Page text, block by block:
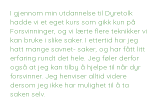
I gjennom min utdannelse til Dyretolk
hadde vi et eget kurs som gikk kun på
Forsvinninger, og vi lærte flere teknikker vi
kan bruke i slike saker. I ettertid har jeg
hatt mange savnet- saker, og har fått litt
erfaring rundt det hele. Jeg føler derfor
også at jeg kan tilby å hjelpe til når dyr
forsvinner. Jeg henviser alltid videre
dersom jeg ikke har mulighet til å ta
saken selv.